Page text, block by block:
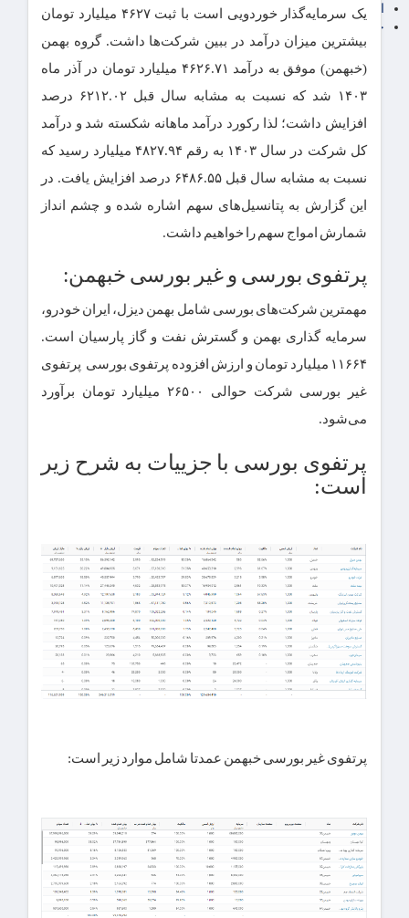
اقتصاد آفرین
خرید انواع دیزل ژنراتور
یک سرمایه‌گذار خوردویی است با ثبت ۴۶۲۷ میلیارد تومان
بیشترین میزان درآمد در ببین شرکت‌ها داشت. گروه بهمن
(خبهمن) موفق به درآمد ۴۶۲۶.۷۱ میلیارد تومان در آذر ماه
۱۴۰۳ شد که نسبت به مشابه سال قبل ۶۲۱۲.۰۲ درصد
افزایش داشت؛ لذا رکورد درآمد ماهانه شکسته شد و درآمد
کل شرکت در سال ۱۴۰۳ به رقم ۴۸۲۷.۹۴ میلیارد رسید که
نسبت به مشابه سال قبل ۶۴۸۶.۵۵ درصد افزایش یافت. در
این گزارش به پتانسیل‌های سهم اشاره شده و چشم انداز
شمارش امواج سهم را خواهیم داشت.
پرتفوی بورسی و غیر بورسی خبهمن:
مهمترین شرکت‌های بورسی شامل بهمن دیزل، ایران خودرو،
سرمایه گذاری بهمن و گسترش نفت و گاز پارسیان است.
۱۱۶۶۴ میلیارد تومان و ارزش افزوده پرتفوی بورسی پرتفوی
غیر بورسی شرکت حوالی ۲۶۵۰۰ میلیارد تومان برآورد
می‌شود.
پرتفوی بورسی با جزییات به شرح زیر
است:
پرتفوی غیر بورسی خبهمن عمدتا شامل موارد زیر است: